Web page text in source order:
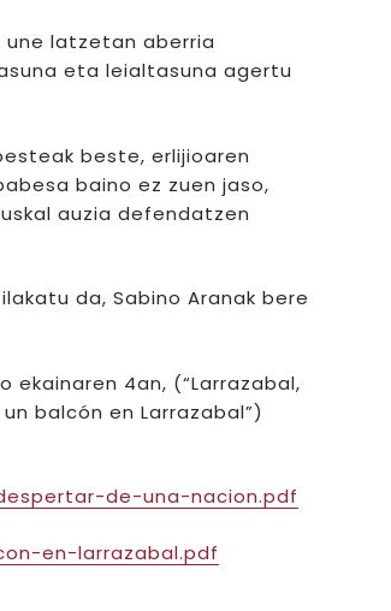
une latzetan aberria
eta leialtasuna agertu
beste, erlijioaren
baino ez zuen jaso,
auzia defendatzen
da, Sabino Aranak bere
ekainaren 4an, (“Larrazabal,
balcón en Larrazabal”)
de-una-nacion.pdf
en-larrazabal.pdf